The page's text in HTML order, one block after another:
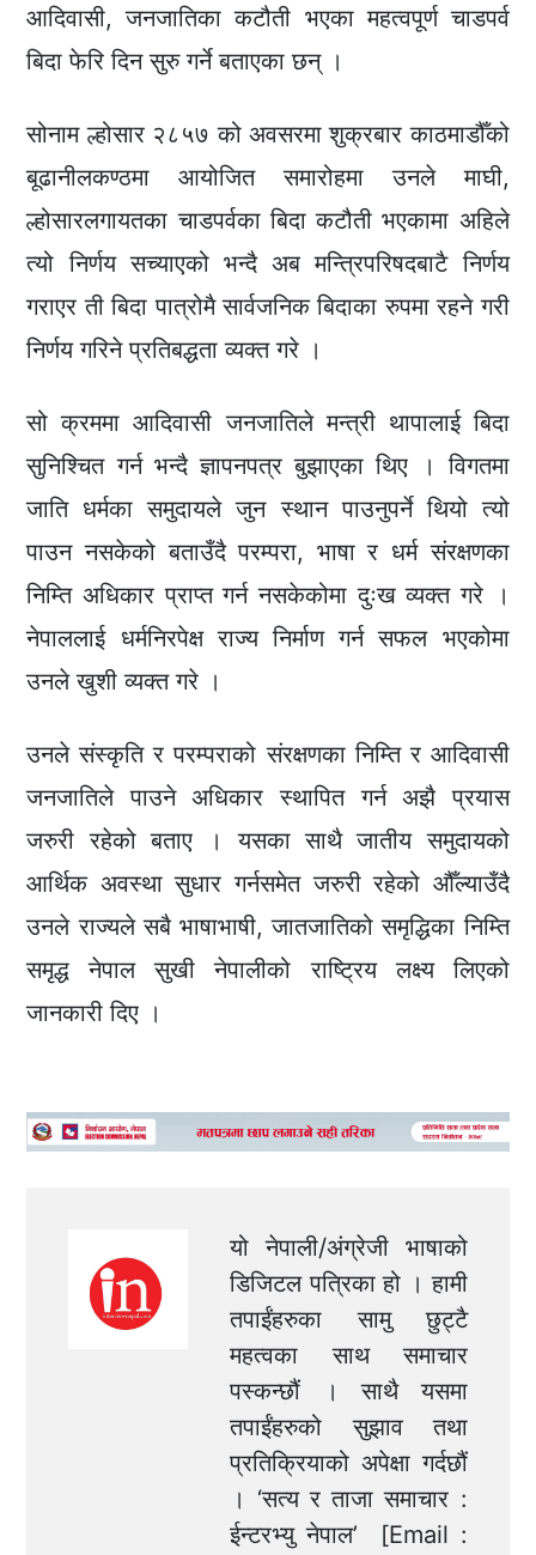
आदिवासी, जनजातिका कटौती भएका महत्वपूर्ण चाडपर्व
बिदा फेरि दिन सुरु गर्ने बताएका छन् ।
सोनाम ल्होसार २८५७ को अवसरमा शुक्रबार काठमाडौँको
बूढानीलकण्ठमा आयोजित समारोहमा उनले माघी,
ल्होसारलगायतका चाडपर्वका बिदा कटौती भएकामा अहिले
त्यो निर्णय सच्याएको भन्दै अब मन्त्रिपरिषदबाटै निर्णय
गराएर ती बिदा पात्रोमै सार्वजनिक बिदाका रुपमा रहने गरी
निर्णय गरिने प्रतिबद्धता व्यक्त गरे ।
सो क्रममा आदिवासी जनजातिले मन्त्री थापालाई बिदा
सुनिश्चित गर्न भन्दै ज्ञापनपत्र बुझाएका थिए । विगतमा
जाति धर्मका समुदायले जुन स्थान पाउनुपर्ने थियो त्यो
पाउन नसकेको बताउँदै परम्परा, भाषा र धर्म संरक्षणका
निम्ति अधिकार प्राप्त गर्न नसकेकोमा दुःख व्यक्त गरे ।
नेपाललाई धर्मनिरपेक्ष राज्य निर्माण गर्न सफल भएकोमा
उनले खुशी व्यक्त गरे ।
उनले संस्कृति र परम्पराको संरक्षणका निम्ति र आदिवासी
जनजातिले पाउने अधिकार स्थापित गर्न अझै प्रयास
जरुरी रहेको बताए । यसका साथै जातीय समुदायको
आर्थिक अवस्था सुधार गर्नसमेत जरुरी रहेको औँल्याउँदै
उनले राज्यले सबै भाषाभाषी, जातजातिको समृद्धिका निम्ति
समृद्ध नेपाल सुखी नेपालीको राष्ट्रिय लक्ष्य लिएको
जानकारी दिए ।
यो नेपाली/अंग्रेजी भाषाको
डिजिटल पत्रिका हो । हामी
तपाईंहरुका सामु छुट्टै
महत्वका साथ समाचार
पस्कन्छौं । साथै यसमा
तपाईंहरुको सुझाव तथा
प्रतिक्रियाको अपेक्षा गर्दछौं
। ‘सत्य र ताजा समाचार :
ईन्टरभ्यु नेपाल’ [Email :